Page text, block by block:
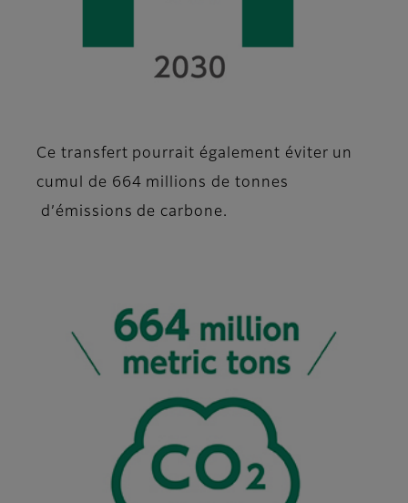
Ce transfert pourrait également éviter un
cumul de 664 millions de tonnes
d’émissions de carbone.